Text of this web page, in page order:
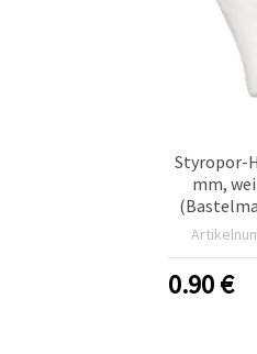
Styropor-
mm,
0.90€